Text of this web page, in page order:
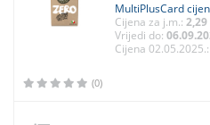
MultiPlusCard
Cijena za j.m.:
Vrijedi do:
Cijena
(0)